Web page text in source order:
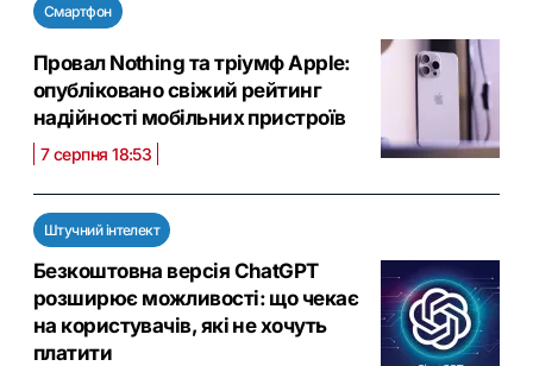
Смартфон
Провал Nothing та тріумф Apple:
опубліковано свіжий рейтинг
надійності мобільних пристроїв
7 серпня 18:53
Штучний інтелект
Безкоштовна версія ChatGPT
розширює можливості: що чекає
на користувачів, які не хочуть
платити